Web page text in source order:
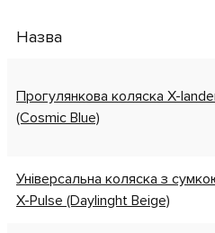
Назва
Прогулянкова коляска X-
(Cosmic Blue)
Універсальна коляска з
X-Pulse (Daylinght Beige)